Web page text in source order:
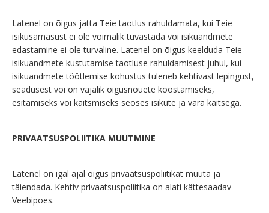
Latenel on õigus jätta Teie taotlus rahuldamata, kui Teie
isikusamasust ei ole võimalik tuvastada või isikuandmete
edastamine ei ole turvaline. Latenel on õigus keelduda Teie
isikuandmete kustutamise taotluse rahuldamisest juhul, kui
isikuandmete töötlemise kohustus tuleneb kehtivast lepingust,
seadusest või on vajalik õigusnõuete koostamiseks,
esitamiseks või kaitsmiseks seoses isikute ja vara kaitsega.
PRIVAATSUSPOLIITIKA MUUTMINE
Latenel on igal ajal õigus privaatsuspoliitikat muuta ja
täiendada. Kehtiv privaatsuspoliitika on alati kättesaadav
Veebipoes.